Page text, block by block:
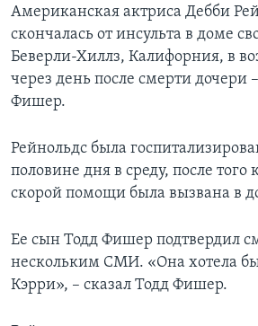
Американская актриса Дебби
скончалась от инсульта в доме
Беверли-Хиллз, Калифорния, в
через день после смерти дочери
Фишер.
Рейнольдс была
половине дня в среду, после того
скорой помощи была вызвана в
Ее сын Тодд Фишер подтвердил
нескольким СМИ. «Она хотела
Кэрри», – сказал Тодд Фишер.